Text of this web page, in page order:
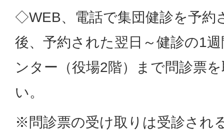
◇WEB、電話で集団健診を予約
後、予約された翌日～健診の1
ンター（役場2階）まで問診票
い。
※問診票の受け取りは受診され